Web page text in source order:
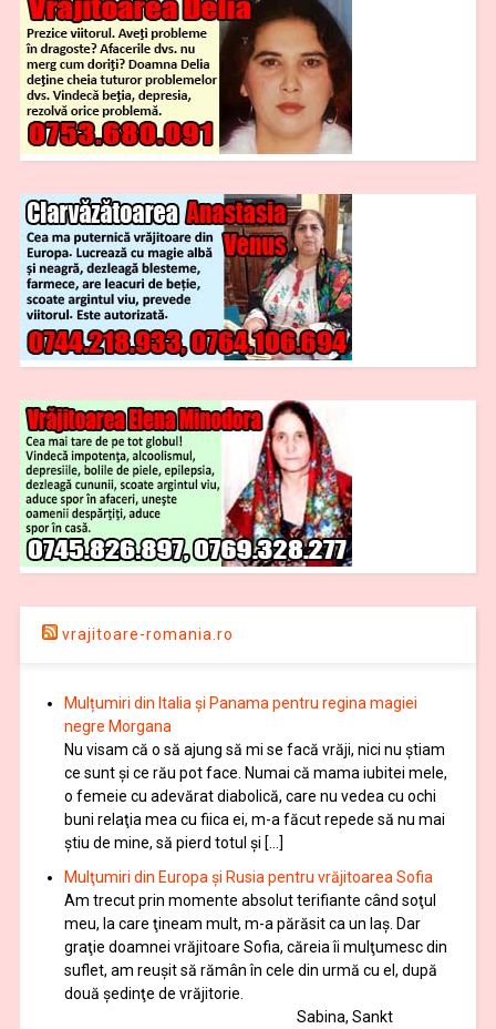
vrajitoare-romania.ro
Mulțumiri din Italia și Panama pentru regina magiei
negre Morgana
Nu visam că o să ajung să mi se facă vrăji, nici nu știam
ce sunt și ce rău pot face. Numai că mama iubitei mele,
o femeie cu adevărat diabolică, care nu vedea cu ochi
buni relaţia mea cu fiica ei, m-a făcut repede să nu mai
ştiu de mine, să pierd totul şi […]
Mulţumiri din Europa și Rusia pentru vrăjitoarea Sofia
Am trecut prin momente absolut terifiante când soţul
meu, la care ţineam mult, m-a părăsit ca un laş. Dar
graţie doamnei vrăjitoare Sofia, căreia îi mulţumesc din
suflet, am reuşit să rămân în cele din urmă cu el, după
două şedinţe de vrăjitorie.
Sabina, Sankt